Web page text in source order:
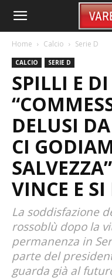
Home Calcio Serie D
CALCIO SERIE D
SPILLI E
DELUSI
CI
VINCE E SI
La soddisfazione
rossoblù dopo la
permanenza in
parte del
guarda già al